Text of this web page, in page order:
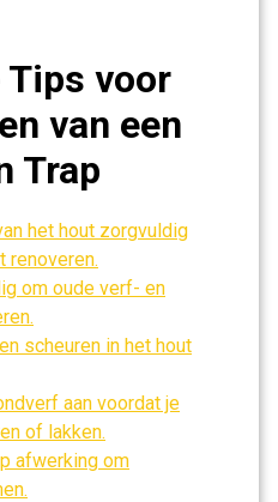
Tips voor
van een
Trap
het hout zorgvuldig
renoveren.
om oude verf- en
scheuren in het hout
aan voordat je
of lakken.
afwerking om